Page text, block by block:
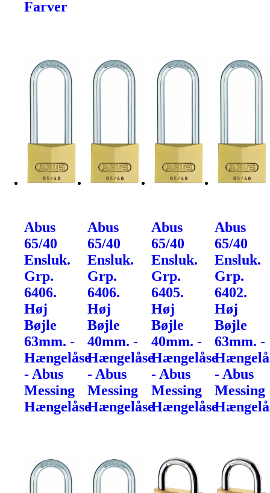
Farver
Abus
65/40
Ensluk.
Grp.
6406.
Høj
Bøjle
63mm. -
Hængelåse
- Abus
Messing
Hængelåse
Abus
65/40
Ensluk.
Grp.
6406.
Høj
Bøjle
40mm. -
Hængelåse
- Abus
Messing
Hængelåse
Abus
65/40
Ensluk.
Grp.
6405.
Høj
Bøjle
40mm. -
Hængelåse
- Abus
Messing
Hængelåse
Abus
65/40
Ensluk.
Grp.
6402.
Høj
Bøjle
63mm. -
- Abus
Messing